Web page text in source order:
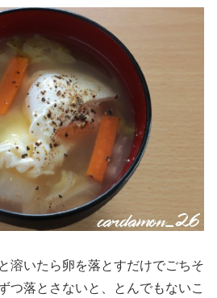
溶いたら卵を落とすだけでごちそ
つ落とさないと、とんでもないこ